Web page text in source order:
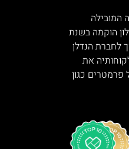
המובילה
הוקמה בשנת
לחברת הנדלן
את
פרמטרים כגון